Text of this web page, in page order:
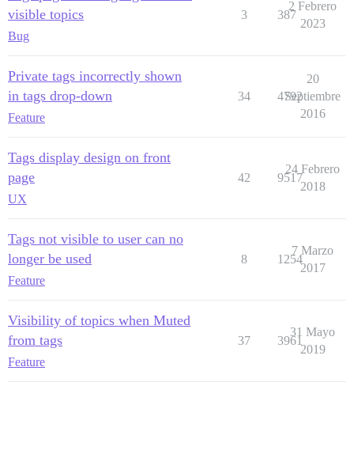
visible topics
Bug
3 387
2 Febrero
2023
Private tags incorrectly shown
in tags drop-down
Feature
34 4792
20
Septiembre
2016
Tags display design on front
page
UX
42 9517
24 Febrero
2018
Tags not visible to user can no
longer be used
Feature
8 1254
7 Marzo
2017
Visibility of topics when Muted
from tags
Feature
37 3961
31 Mayo
2019